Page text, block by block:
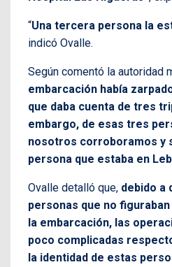
“Una tercera persona la
indicó Ovalle.
Según comentó la autoridad
embarcación había
que daba cuenta de tres
embargo, de esas tres
nosotros corroboramos y
persona que estaba en
Ovalle detalló que, debido a
personas que no
la embarcación, las
poco complicadas
la identidad de estas